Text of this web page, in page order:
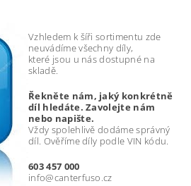
Vzhledem k šíři sortimentu zde
neuvádíme všechny díly,
které jsou u nás dostupné na
skladě.
Řekněte nám, jaký konkrétně
díl hledáte. Zavolejte nám
nebo napište.
Vždy spolehlivě dodáme správný
díl. Ověříme díly podle VIN kódu.
603 457 000
info@canterfuso.cz